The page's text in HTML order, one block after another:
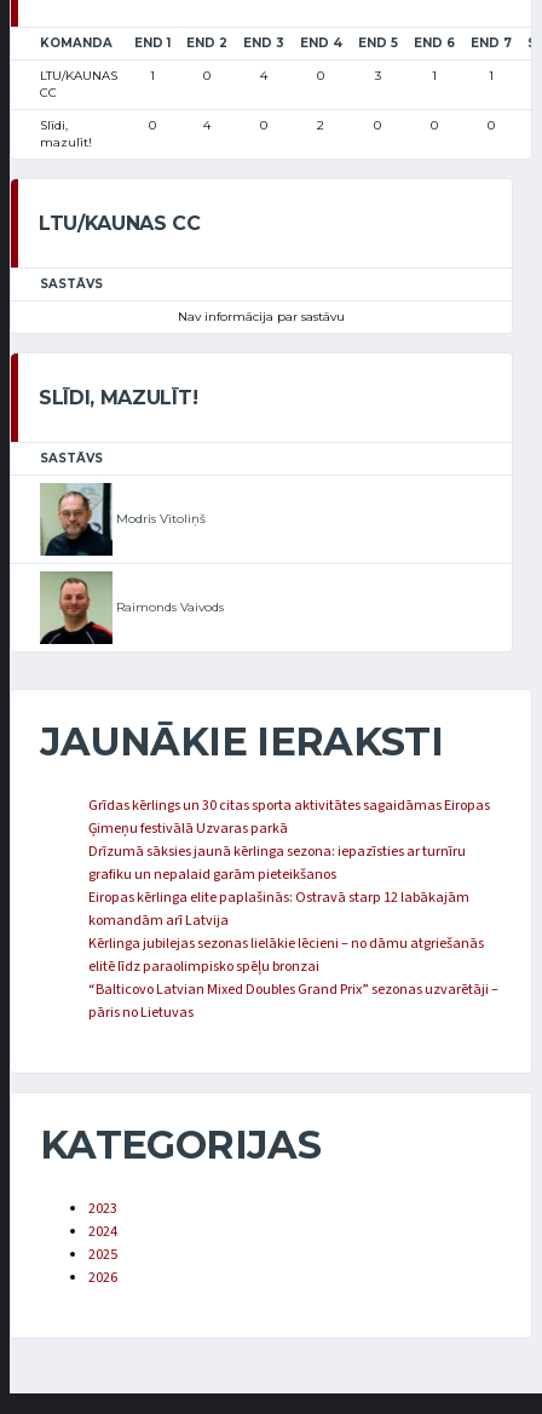
KOMANDA END 1 END 2 END 3 END 4 END 5 END 6 END 7
LTU/KAUNAS
CC
1 0 4 0 3 1 1
Slīdi,
mazulīt!
0 4 0 2 0 0 0
LTU/KAUNAS CC
SASTĀVS
Nav informācija par sastāvu
SLĪDI, MAZULĪT!
SASTĀVS
Modris Vītoliņš
Raimonds Vaivods
JAUNĀKIE IERAKSTI
Grīdas kērlings un 30 citas sporta aktivitātes sagaidāmas Eiropas
Ģimeņu festivālā Uzvaras parkā
Drīzumā sāksies jaunā kērlinga sezona: iepazīsties ar turnīru
grafiku un nepalaid garām pieteikšanos
Eiropas kērlinga elite paplašinās: Ostravā starp 12 labākajām
komandām arī Latvija
Kērlinga jubilejas sezonas lielākie lēcieni – no dāmu atgriešanās
elitē līdz paraolimpisko spēļu bronzai
“Balticovo Latvian Mixed Doubles Grand Prix” sezonas uzvarētāji –
pāris no Lietuvas
KATEGORIJAS
2023
2024
2025
2026